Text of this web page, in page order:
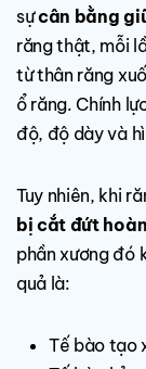
sựcân bằng
răng thật, mỗi
từ thân răng
ổ răng. Chính
độ, độ dày và
Tuy nhiên, khi
bị cắt đứt
phần xương đó
quả là:
Tế bào tạo